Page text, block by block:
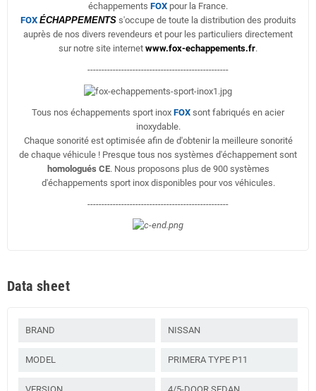
échappements FOX pour la France.
FOX ÉCHAPPEMENTSs'occupe de toute la distribution des produits
auprès de nos divers revendeurs et pour les particuliers directement
sur notre site internet www.fox-echappements.fr.
--------------------------------------------------
Tous nos échappements sport inox FOX sont fabriqués en acier
inoxydable.
Chaque sonorité est optimisée afin de d'obtenir la meilleure sonorité
de chaque véhicule ! Presque tous nos systèmes d'échappement sont
homologués CE. Nous proposons plus de 900 systèmes
d'échappements sport inox disponibles pour vos véhicules.
--------------------------------------------------
Data sheet
BRAND NISSAN
MODEL PRIMERA TYPE P11